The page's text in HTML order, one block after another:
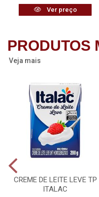
Ver preço
PRODUTOS
Veja mais
CREME DE LEITE LEVE TP
ITALAC